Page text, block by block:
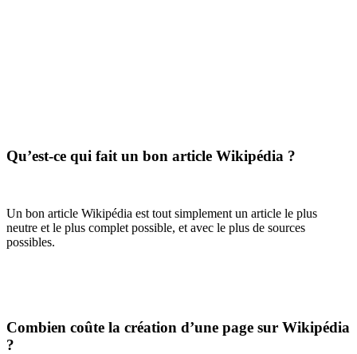
Qu’est-ce qui fait un bon article Wikipédia ?
Un bon article Wikipédia est tout simplement un article le plus
neutre et le plus complet possible, et avec le plus de sources
possibles.
Combien coûte la création d’une page sur Wikipédia
?